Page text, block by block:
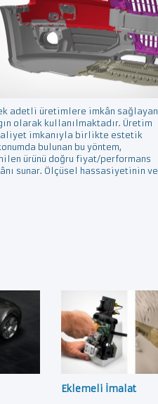
adetli üretimlere imkân sağlayan
olarak kullanılmaktadır. Üretim
imkanıyla birlikte estetik
bulunan bu yöntem,
ürünü doğru fiyat/performans
sunar. Ölçüsel hassasiyetinin ve
Eklemeli İmalat